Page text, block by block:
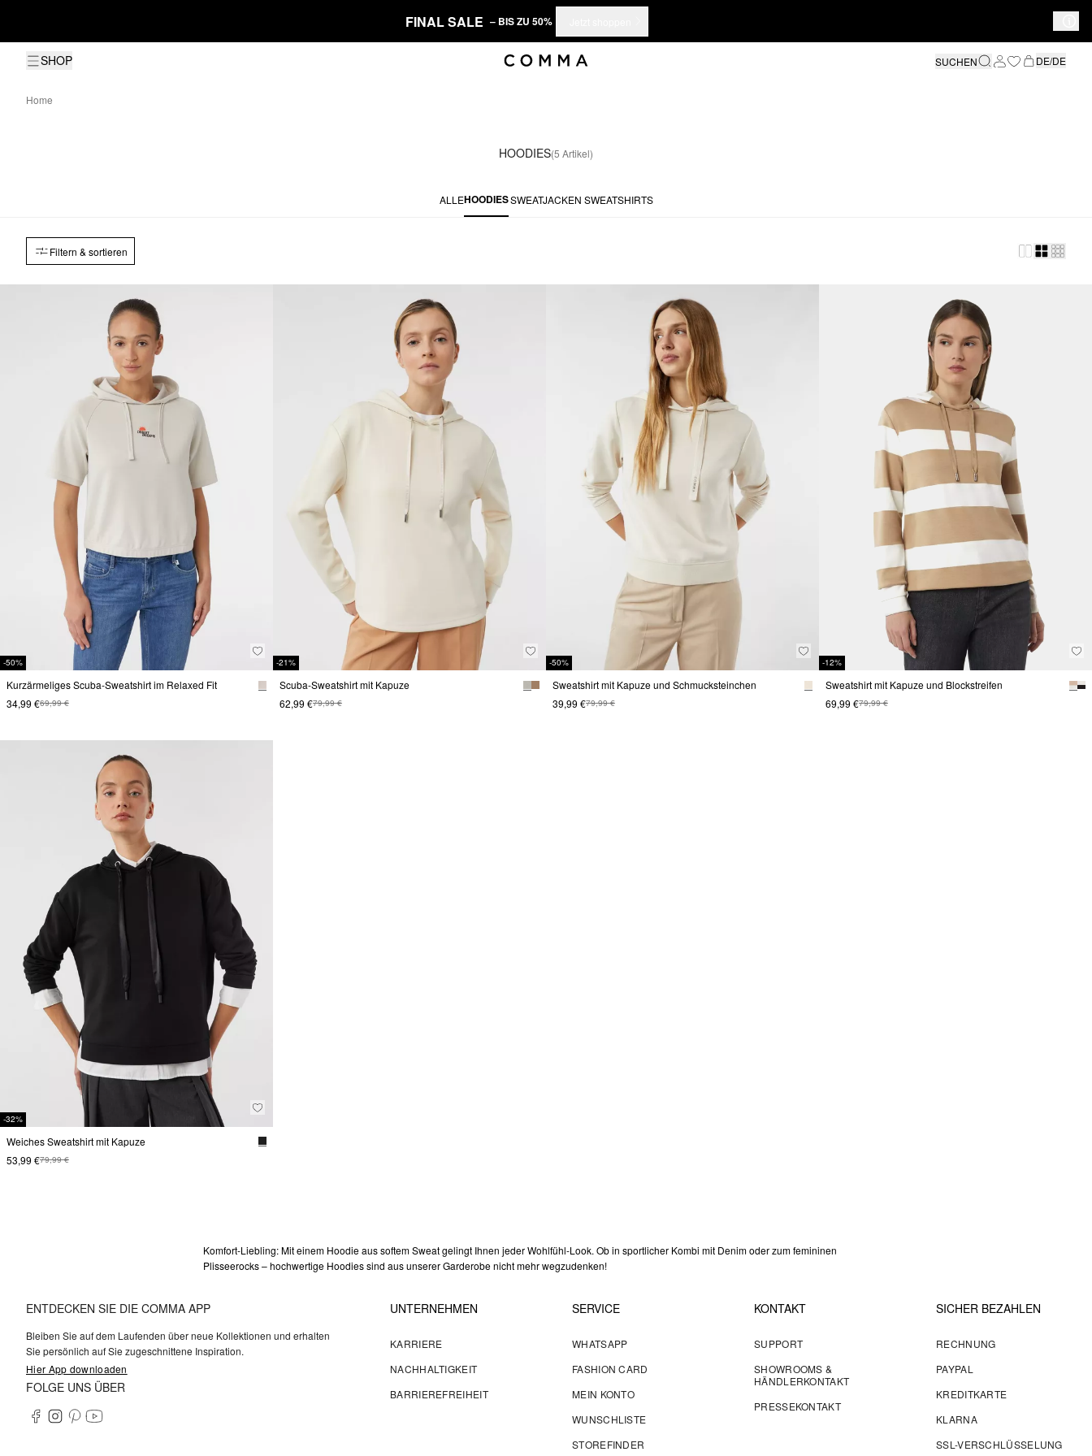
FINAL SALE – BIS ZU 50%
SHOP SUCHEN DE/DE
Home
HOODIES(5 Artikel)
ALLEHOODIESSWEATJACKEN SWEATSHIRTS
Filtern & sortieren
-50%
Kurzärmeliges Scuba-Sweatshirt im Relaxed Fit
34,99 €69,99 €
-21%
Scuba-Sweatshirt mit Kapuze
62,99 €79,99 €
-50%
Sweatshirt mit Kapuze und Schmucksteinchen
39,99 €79,99 €
-12%
Sweatshirt mit Kapuze und Blockstreifen
69,99 €79,99 €
-32%
Weiches Sweatshirt mit Kapuze
53,99 €79,99 €
Komfort-Liebling: Mit einem Hoodie aus softem Sweat gelingt Ihnen jeder Wohlfühl-Look. Ob in sportlicher Kombi mit Denim oder zum femininen
Plisseerocks – hochwertige Hoodies sind aus unserer Garderobe nicht mehr wegzudenken!
ENTDECKEN SIE DIE COMMA APP
Bleiben Sie auf dem Laufenden über neue Kollektionen und erhalten
Sie persönlich auf Sie zugeschnittene Inspiration.
Hier App downloaden
FOLGE UNS ÜBER
UNTERNEHMEN
KARRIERE
NACHHALTIGKEIT
BARRIEREFREIHEIT
SERVICE
WHATSAPP
FASHION CARD
MEIN KONTO
WUNSCHLISTE
STOREFINDER
KONTAKT
SUPPORT
SHOWROOMS &
HÄNDLERKONTAKT
PRESSEKONTAKT
SICHER BEZAHLEN
RECHNUNG
PAYPAL
KREDITKARTE
KLARNA
SSL-VERSCHLÜSSELUNG